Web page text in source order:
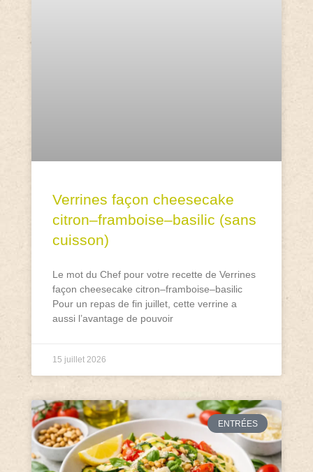
Verrines façon cheesecake
citron–framboise–basilic (sans
cuisson)
Le mot du Chef pour votre recette de Verrines
façon cheesecake citron–framboise–basilic
Pour un repas de fin juillet, cette verrine a
aussi l’avantage de pouvoir
15 juillet 2026
ENTRÉES